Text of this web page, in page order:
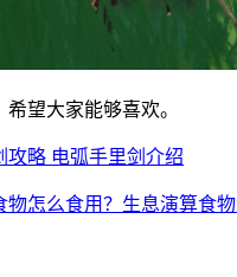
望大家能够喜欢。
攻略 电弧手里剑介绍
物怎么食用？生息演算食